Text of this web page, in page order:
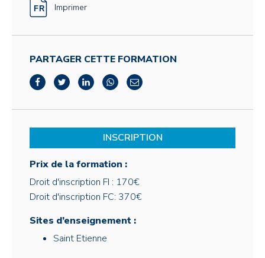
Imprimer
PARTAGER CETTE FORMATION
INSCRIPTION
Prix de la formation :
Droit d'inscription FI : 170€
Droit d'inscription FC: 370€
Sites d’enseignement :
Saint Etienne